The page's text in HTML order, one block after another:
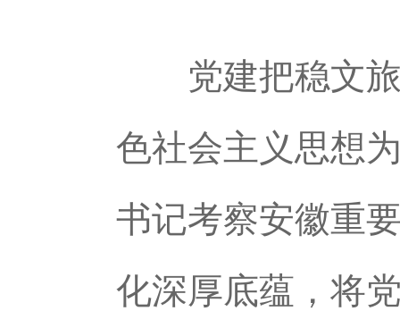
党建把稳文旅
色社会主义思想
书记考察安徽重
化深厚底蕴，将